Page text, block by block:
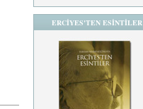
ERCİYES'TEN ESİNTİLER